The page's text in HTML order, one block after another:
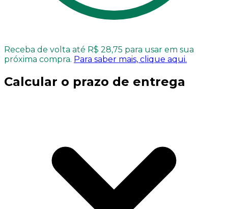
Receba de volta até R$ 28,75 para usar em sua
próxima compra. Para saber mais, clique aqui.
Calcular o prazo de entrega